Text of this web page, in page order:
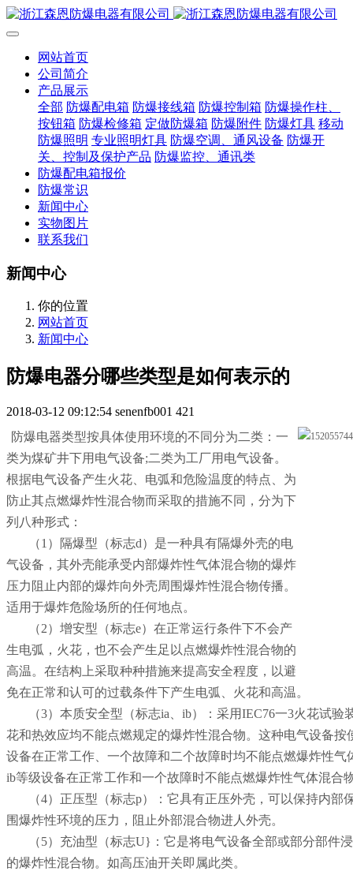
网站首页
公司简介
产品展示
全部 防爆配电箱 防爆接线箱 防爆控制箱 防爆操作柱、
按钮箱 防爆检修箱 定做防爆箱 防爆附件 防爆灯具 移动
防爆照明 专业照明灯具 防爆空调、通风设备 防爆开
关、控制及保护产品 防爆监控、通讯类
防爆配电箱报价
防爆常识
新闻中心
实物图片
联系我们
新闻中心
你的位置
网站首页
新闻中心
防爆电器分哪些类型是如何表示的
2018-03-12 09:12:54 senenfb001 421
防爆电器类型按具体使用环境的不同分为二类：一
类为煤矿井下用电气设备;二类为工厂用电气设备。
根据电气设备产生火花、电弧和危险温度的特点、为
防止其点燃爆炸性混合物而采取的措施不同，分为下
列八种形式：
（1）隔爆型（标志d）是一种具有隔爆外壳的电
气设备，其外壳能承受内部爆炸性气体混合物的爆炸
压力阻止内部的爆炸向外壳周围爆炸性混合物传播。
适用于爆炸危险场所的任何地点。
（2）增安型（标志e）在正常运行条件下不会产
生电弧，火花，也不会产生足以点燃爆炸性混合物的
高温。在结构上采取种种措施来提高安全程度，以避
免在正常和认可的过载条件下产生电弧、火花和高温。
（3）本质安全型（标志ia、ib）：采用IEC76一3火花试验
花和热效应均不能点燃规定的爆炸性混合物。这种电气设备
设备在正常工作、一个故障和二个故障时均不能点燃爆炸性气
ib等级设备在正常工作和一个故障时不能点燃爆炸性气体混合
（4）正压型（标志p）：它具有正压外壳，可以保持内部
围爆炸性环境的压力，阻止外部混合物进人外壳。
（5）充油型（标志U}：它是将电气设备全部或部分部件
的爆炸性混合物。如高压油开关即属此类。